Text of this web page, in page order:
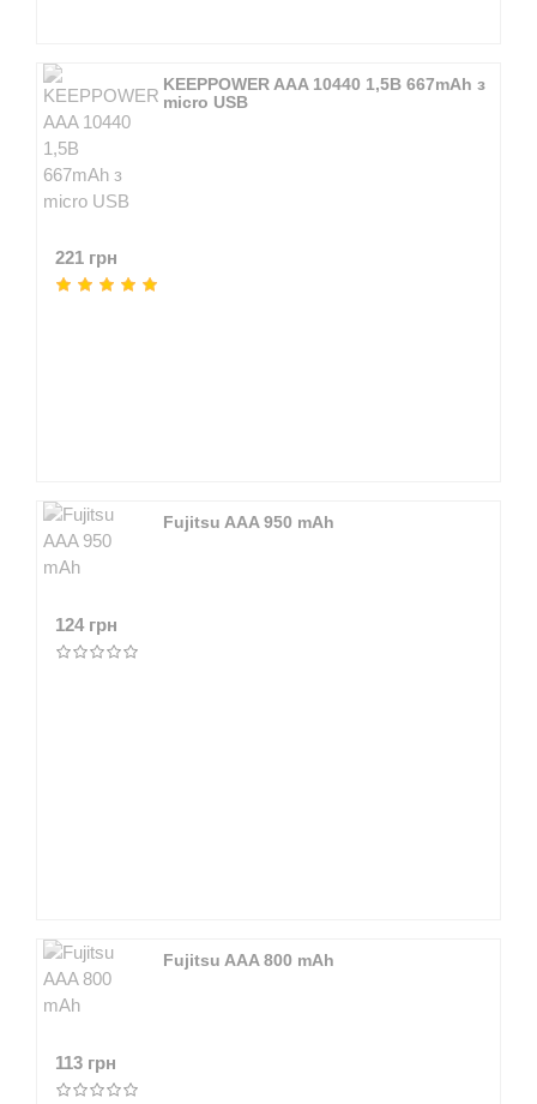
KEEPPOWER AAA 10440 1,5В 667mAh з
micro USB
221 грн
Fujitsu AAA 950 mAh
124 грн
Fujitsu AAA 800 mAh
113 грн